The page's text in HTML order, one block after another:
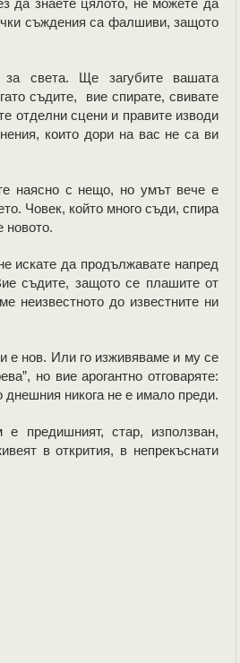
да знаете цялото, не можете да
съждения са фалшиви, защото
света. Ще загубите вашата
съдите, вие спирате, свивате
отделни сцени и правите изводи
които дори на вас не са ви
наясно с нещо, но умът вече е
Човек, който много съди, спира
новото.
искате да продължавате напред
съдите, защото се плашите от
неизвестното до известните ни
е нов. Или го изживяваме и му се
но вие арогантно отговаряте:
днешния никога не е имало преди.
предишният, стар, използван,
в открития, в непрекъснати